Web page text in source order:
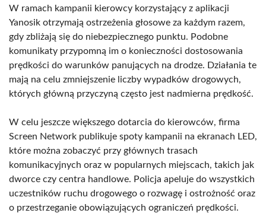
W ramach kampanii kierowcy korzystający z aplikacji
Yanosik otrzymają ostrzeżenia głosowe za każdym razem,
gdy zbliżają się do niebezpiecznego punktu. Podobne
komunikaty przypomną im o konieczności dostosowania
prędkości do warunków panujących na drodze. Działania te
mają na celu zmniejszenie liczby wypadków drogowych,
których główną przyczyną często jest nadmierna prędkość.
W celu jeszcze większego dotarcia do kierowców, firma
Screen Network publikuje spoty kampanii na ekranach LED,
które można zobaczyć przy głównych trasach
komunikacyjnych oraz w popularnych miejscach, takich jak
dworce czy centra handlowe. Policja apeluje do wszystkich
uczestników ruchu drogowego o rozwagę i ostrożność oraz
o przestrzeganie obowiązujących ograniczeń prędkości.